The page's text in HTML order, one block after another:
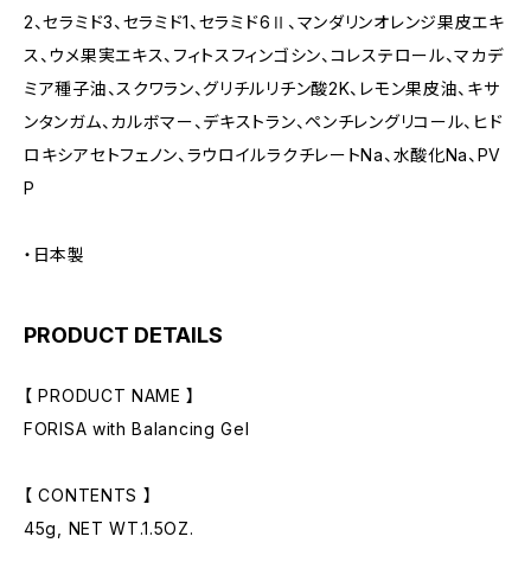
2、セラミド3、セラミド1、セラミド6Ⅱ、マンダリンオレンジ果皮エキ
ス、ウメ果実エキス、フィトスフィンゴシン、コレステロール、マカデ
ミア種子油、スクワラン、グリチルリチン酸2K、レモン果皮油、キサ
ンタンガム、カルボマー、デキストラン、ペンチレングリコール、ヒド
ロキシアセトフェノン、ラウロイルラクチレートNa、水酸化Na、PV
P
・日本製
PRODUCT DETAILS
【 PRODUCT NAME 】
FORISA with Balancing Gel
【 CONTENTS 】
45g, NET WT.1.5OZ.